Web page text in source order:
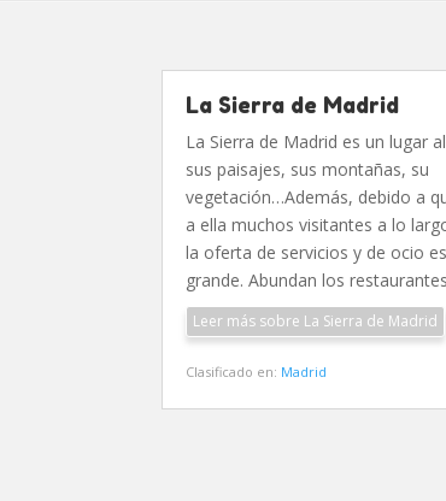
La Sierra de Madrid
La Sierra de Madrid es un lugar
sus paisajes, sus montañas, su
vegetación…Además, debido a
a ella muchos visitantes a lo
la oferta de servicios y de ocio
grande. Abundan los
Leer más sobre La Sierra de Madrid
Clasificado en: Madrid